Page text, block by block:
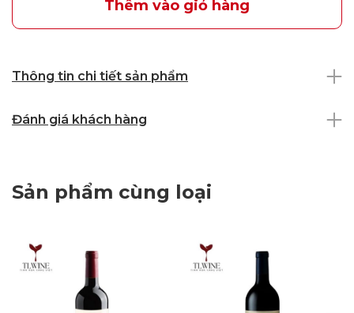
Thêm vào giỏ hàng
Thông tin chi tiết sản phẩm
Đánh giá khách hàng
Sản phẩm cùng loại